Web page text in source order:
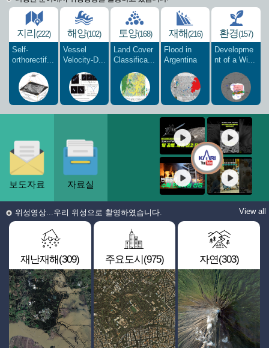
지리(222)
Self-
orthorectif...
해양(102)
Vessel
Velocity-D...
토양(168)
Land Cover
Classifica...
재해(216)
Flood in
Argentina
환경(157)
Developme
nt of a Wi...
보도자료 자료실
위성영상...우리 위성으로 촬영하였습니다. View all
재난재해(309) 주요도시(975) 자연(303)